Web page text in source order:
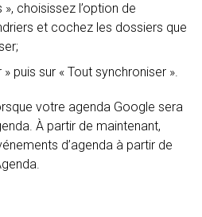
», choisissez l’option de
et cochez les dossiers que
puis sur « Tout synchroniser ».
votre agenda Google sera
À partir de maintenant,
d’agenda à partir de